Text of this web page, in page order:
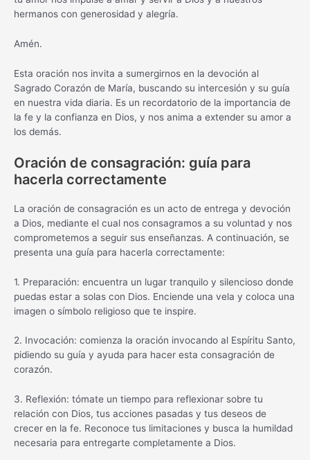
hermanos con generosidad y alegría.
Amén.
Esta oración nos invita a sumergirnos en la devoción al
Sagrado Corazón de María, buscando su intercesión y su guía
en nuestra vida diaria. Es un recordatorio de la importancia de
la fe y la confianza en Dios, y nos anima a extender su amor a
los demás.
Oración de consagración: guía para
hacerla correctamente
La oración de consagración es un acto de entrega y devoción
a Dios, mediante el cual nos consagramos a su voluntad y nos
comprometemos a seguir sus enseñanzas. A continuación, se
presenta una guía para hacerla correctamente:
1. Preparación: encuentra un lugar tranquilo y silencioso donde
puedas estar a solas con Dios. Enciende una vela y coloca una
imagen o símbolo religioso que te inspire.
2. Invocación: comienza la oración invocando al Espíritu Santo,
pidiendo su guía y ayuda para hacer esta consagración de
corazón.
3. Reflexión: tómate un tiempo para reflexionar sobre tu
relación con Dios, tus acciones pasadas y tus deseos de
crecer en la fe. Reconoce tus limitaciones y busca la humildad
necesaria para entregarte completamente a Dios.